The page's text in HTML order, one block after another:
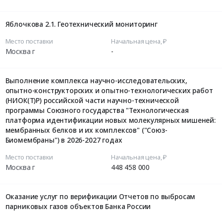
Яблочкова 2.1. Геотехнический мониторинг
Место поставки
Москва г
Начальная цена, ₽
-
Выполнение комплекса научно-исследовательских,
опытно-конструкторских и опытно-технологических работ
(НИОК(Т)Р) российской части научно-технической
программы Союзного государства "Технологическая
платформа идентификации новых молекулярных мишеней:
мембранных белков и их комплексов" ("Союз-
Биомембраны") в 2026-2027 годах
Место поставки
Москва г
Начальная цена, ₽
448 458 000
Оказание услуг по верификации Отчетов по выбросам
парниковых газов объектов Банка России